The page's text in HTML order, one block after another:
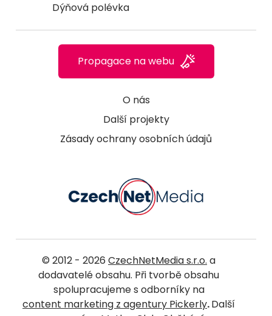
Dýňová polévka
O nás
Další projekty
Zásady ochrany osobních údajů
Propagace na webu
© 2012 - 2026 CzechNetMedia s.r.o. a
dodavatelé obsahu. Při tvorbě obsahu
spolupracujeme s odborníky na
content marketing z agentury Pickerly.Další